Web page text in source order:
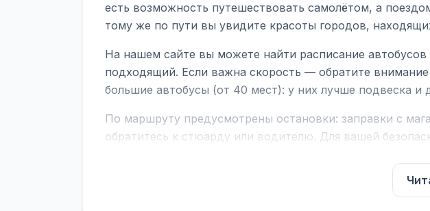
есть возможность путешествовать самолётом, а
тому же по пути вы увидите красоты городов,
На нашем сайте вы можете найти расписание
подходящий. Если важна скорость — обратите
большие автобусы (от 40 мест): у них лучше подвеска и
По маршруту предусмотрены остановки: заправки с
обратитесь к стюарду или водителю. Для вашей
В автобусах есть всё необходимое для комфортной
устройств, вода, пледы. На больших автобусах